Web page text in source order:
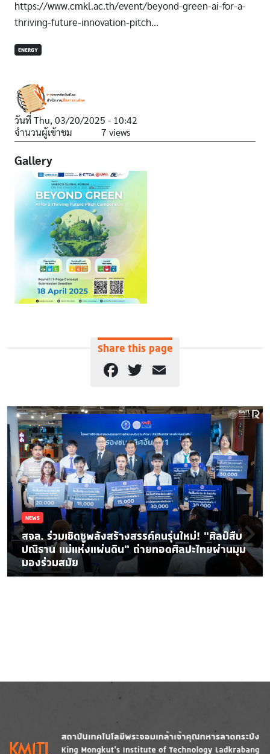
https://www.cmkl.ac.th/event/beyond-green-ai-for-a-
thriving-future-innovation-pitch...
ENERGY
วันที่ Thu, 03/20/2025 - 10:42
จำนวนผู้เข้าชม
7 views
Gallery
Share this page
Facebook
Twitter
NEWS
สจล. ร่วมเชิดชูพลังสร้างสรรค์คนรุ่นใหม่! “ศิลป์สืบ
ปณิธาน แม่แห่งแผ่นดิน” ถ่ายทอดศิลปะไทยผ่านมุม
มองร่วมสมัย
Image